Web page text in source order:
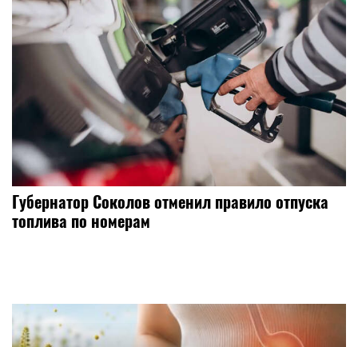
Губернатор Соколов отменил правило отпуска
топлива по номерам